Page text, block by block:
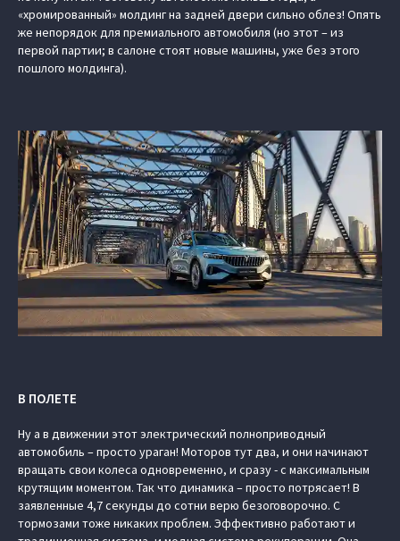
«хромированный» молдинг на задней двери сильно облез! Опять
же непорядок для премиального автомобиля (но этот – из
первой партии; в салоне стоят новые машины, уже без этого
пошлого молдинга).
В ПОЛЕТЕ
Ну а в движении этот электрический полноприводный
автомобиль – просто ураган! Моторов тут два, и они начинают
вращать свои колеса одновременно, и сразу - с максимальным
крутящим моментом. Так что динамика – просто потрясает! В
заявленные 4,7 секунды до сотни верю безоговорочно. С
тормозами тоже никаких проблем. Эффективно работают и